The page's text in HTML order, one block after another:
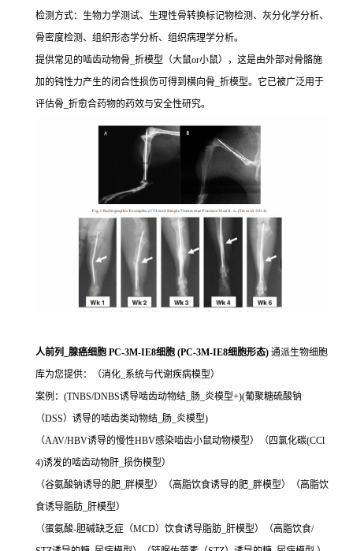
检测方式：生物力学测试、生理性骨转换标记物检测、灰分化学分析、
骨密度检测、组织形态学分析、组织病理学分析。
提供常见的啮齿动物骨_折模型（大鼠or小鼠），这是由外部对骨骼施
加的钝性力产生的闭合性损伤可得到横向骨_折模型。它已被广泛用于
评估骨_折愈合药物的药效与安全性研究。
人前列_腺癌细胞 PC-3M-IE8细胞 (PC-3M-IE8细胞形态) 通派生物细胞
库为您提供：（消化_系统与代谢疾病模型）
案例：(TNBS/DNBS诱导啮齿动物结_肠_炎模型+)(葡聚糖硫酸钠
（DSS）诱导的啮齿类动物结_肠_炎模型)
（AAV/HBV诱导的慢性HBV感染啮齿小鼠动物模型）（四氯化碳(CCl
4)诱发的啮齿动物肝_损伤模型）
（谷氨酸钠诱导的肥_胖模型）（高脂饮食诱导的肥_胖模型）（高脂饮
食诱导脂肪_肝模型）
（蛋氨酸-胆碱缺乏症（MCD）饮食诱导脂肪_肝模型）（高脂饮食/